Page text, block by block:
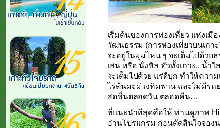
เริ่มต้นของการท่องเที่ยว แห่งเมื
วัฒนธรรม (การท่องเที่ยวบนเกา
จะอยู่ในมุมไหน ๆ จะเต็มไปด้วย
เล่น หรือ นั่งชิล ทั่วทั้งเกาะ.. น้ำใ
จะเต็มไปด้วย แร่ดีบุก ทำให้ความ
ไร่ต้นมะม่วงหิมพาน และไม่มีรถ
สดชื่นตลอดวัน ตลอดคืน....
ที่แนะนำทีสุดคือให้ ท่านดูภาพ
อ่านโปรแกรม ก่อนตัดสินใจจอง